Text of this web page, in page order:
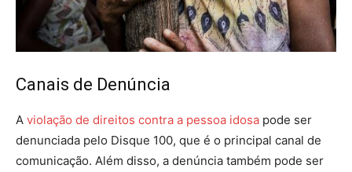
Canais de Denúncia
A violação de direitos contra a pessoa idosa pode ser
denunciada pelo Disque 100, que é o principal canal de
comunicação. Além disso, a denúncia também pode ser